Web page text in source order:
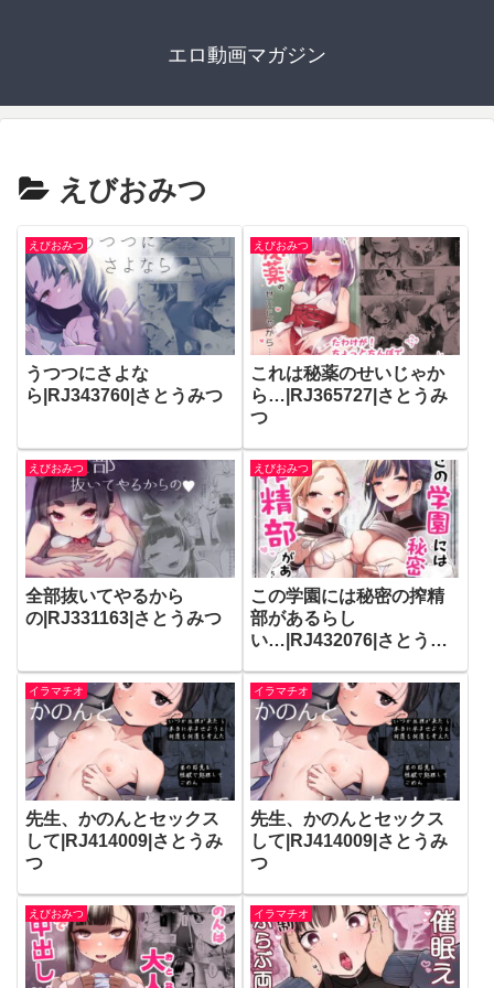
エロ動画マガジン
えびおみつ
えびおみつ
うつつにさよな
ら|RJ343760|さとうみつ
えびおみつ
これは秘薬のせいじゃか
ら…|RJ365727|さとうみ
つ
えびおみつ
全部抜いてやるから
の|RJ331163|さとうみつ
えびおみつ
この学園には秘密の搾精
部があるらし
い…|RJ432076|さとうみ
イラマチオ
先生、かのんとセックス
して|RJ414009|さとうみ
つ
イラマチオ
先生、かのんとセックス
して|RJ414009|さとうみ
つ
えびおみつ イラマチオ